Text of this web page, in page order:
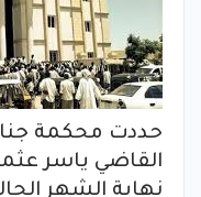
حددت محكمة
القاضي ياسر
نهاية الشهر